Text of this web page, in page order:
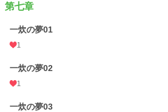
第七章
一炊の夢01
1
一炊の夢02
1
一炊の夢03